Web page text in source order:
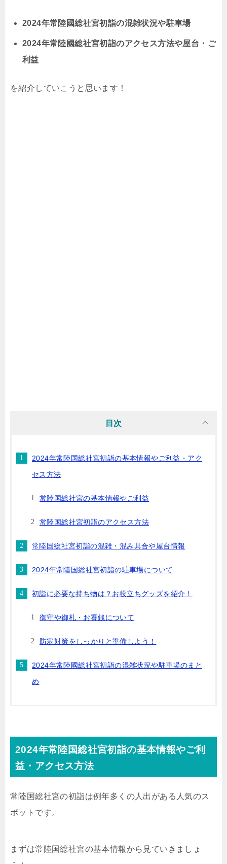
2024年常陸國総社宮初詣の混雑状況や駐車場
2024年常陸國総社宮初詣のアクセス方法や屋台・ご
利益
を紹介していこうと思います！
目次
2024年常陸国総社宮初詣の基本情報やご利益・アク
セス方法
常陸国総社宮の基本情報やご利益
常陸国総社宮初詣のアクセス方法
常陸国総社宮初詣の混雑・混み具合や屋台情報
2024年常陸国総社宮初詣の駐車場について
初詣に必要な持ち物は？お役立ちグッズを紹介！
御守や御札・お賽銭について
防寒対策をしっかりと準備しよう！
2024年常陸國総社宮初詣の混雑状況や駐車場のまと
め
2024年常陸国総社宮初詣の基本情報やご利
益・アクセス方法
常陸国総社宮の初詣は例年多くの人出がある人気のス
ポットです。
まずは常陸国総社宮の基本情報から見ていきましょ